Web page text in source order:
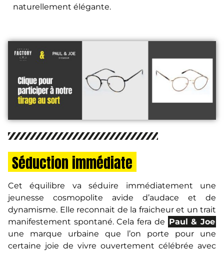
naturellement élégante.
Séduction immédiate
Cet équilibre va séduire immédiatement une
jeunesse cosmopolite avide d’audace et de
dynamisme. Elle reconnait de la fraicheur et un trait
manifestement spontané. Cela fera de Paul & Joe
une marque urbaine que l’on porte pour une
certaine joie de vivre ouvertement célébrée avec